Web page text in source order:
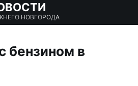
НОВГОРОДА
бензином в